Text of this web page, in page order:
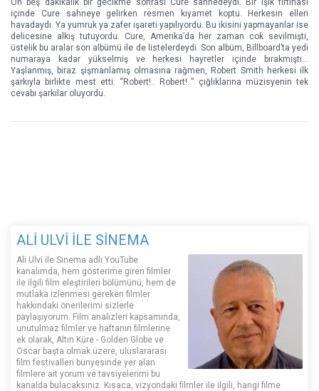
On beş dakikalık bir gecikme sonrası Cure sahnedeydi. Bir ışık fırtınası
içinde Cure sahneye gelirken resmen kıyamet koptu. Herkesin elleri
havadaydı. Ya yumruk ya zafer işareti yapılıyordu. Bu ikisini yapmayanlar ise
delicesine alkış tutuyordu. Cure, Amerika’da her zaman cok sevilmişti,
üstelik bu aralar son albümü ile de listelerdeydi. Son albüm, Billboard’ta yedi
numaraya kadar yükselmiş ve herkesi hayretler içinde bırakmıştı…
Yaşlanmış, biraz şişmanlamış olmasına rağmen, Robert Smith herkesi ilk
şarkıyla birlikte mest etti. “Robert!.. Robert!..” çığlıklarına müzisyenin tek
cevabı şarkılar oluyordu.
ALİ ULVİ İLE SİNEMA
Ali Ulvi ile Sinema adlı YouTube
kanalımda, hem gösterime giren filmler
ile ilgili film eleştirileri bölümünü, hem de
mutlaka izlenmesi gereken filmler
hakkındaki önerilerimi sizlerle
paylaşıyorum. Film analizleri kapsamında,
unutulmaz filmler ve haftanın filmlerine
ek olarak, Altın Küre - Golden Globe ve
Oscar başta olmak üzere, uluslararası
film festivalleri bünyesinde yer alan
filmlere ait yorum ve tavsiyelerimi bu
kanalda bulacaksınız. Kısaca, vizyondaki filmler ile ilgili, hangi filme